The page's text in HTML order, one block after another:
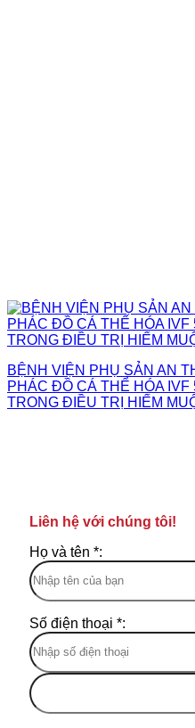
BỆNH VIỆN PHỤ SẢN AN
PHÁC ĐỒ CÁ THỂ HÓA
TRONG ĐIỀU TRỊ HIẾM
Liên hệ với chúng tôi!
Họ và tên *:
Số điện thoại *: